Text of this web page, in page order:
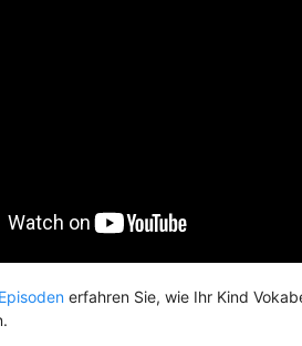
erfahren Sie, wie Ihr Kind